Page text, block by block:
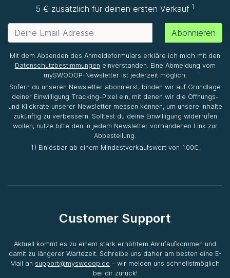
5 € zusätzlich für deinen ersten Verkauf1
Abonnieren
Mit dem Absenden des Anmeldeformulars erkläre ich mich mit den
Datenschutzbestimmungen einverstanden. Eine Abmeldung vom
mySWOOOP-Newsletter ist jederzeit möglich.
Sofern du unseren Newsletter abonnierst, binden wir auf Grundlage
deiner Einwilligung Tracking-Pixel ein, mit denen wir die Öffnungs-
und Klickrate unserer Newsletter messen können, um unsere Inhalte
zukünftig zu verbessern. Solltest du deine Einwilligung widerrufen
wollen, nutze bitte den in jedem Newsletter vorhandenen Link zur
Abbestellung.
1) Einlösbar ab einem Mindestverkaufswert von 100€.
Customer Support
Aktuell kommt es zu einem stark erhöhtem Anrufaufkommen und
damit zu längerer Wartezeit. Schreibe uns daher am besten eine E-
Mail an support@myswooop.de - wir melden uns schnellstmöglich
bei dir zurück!